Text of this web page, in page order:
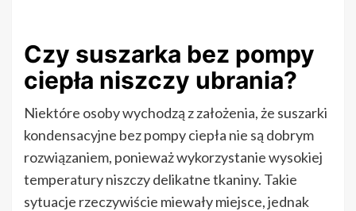
Czy suszarka bez pompy
ciepła niszczy ubrania?
Niektóre osoby wychodzą z założenia, że suszarki
kondensacyjne bez pompy ciepła nie są dobrym
rozwiązaniem, ponieważ wykorzystanie wysokiej
temperatury niszczy delikatne tkaniny. Takie
sytuacje rzeczywiście miewały miejsce, jednak